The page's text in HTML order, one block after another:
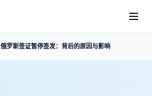
俄罗斯签证暂停签发：背后的原因与影响